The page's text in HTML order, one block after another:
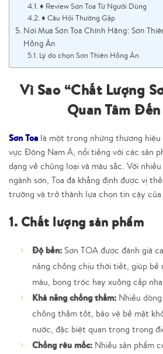
♦ Review Sơn Toa Từ Người Dùng
♦ Câu Hỏi Thường Gặp
Nơi Mua Sơn Toa Chính Hãng: Sơn
Hồng Ân
Lý do chọn Sơn Thiên Hồng Ân
Vì Sao “Chất Lượng
Quan Tâm
Sơn Toa là một trong những thương hiệu
vực Đông Nam Á, nổi tiếng với các sản
dạng về chủng loại và màu sắc. Với
ngành sơn, Toa đã khẳng định được vị
trường và trở thành lựa chọn tin cậy của
1. Chất lượng sản phẩm
Độ bền: Sơn TOA được đánh giá
năng chống chịu thời tiết, giúp bề
màu, bong tróc hay xuống cấp
Khả năng chống thấm: Nhiều
chống thấm tốt, bảo vệ bề mặt
nước, đặc biệt quan trọng trong
Chống rêu mốc: Nhiều sản phẩm